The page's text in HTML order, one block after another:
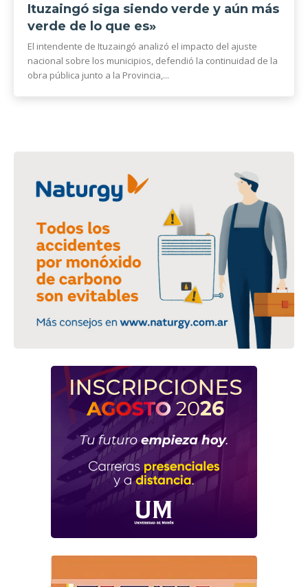
Ituzaingó siga siendo verde y aún más
verde de lo que es»
El intendente de Ituzaingó analizó el impacto del ajuste
nacional sobre los municipios, defendió la continuidad de la
obra pública junto a la Provincia,...